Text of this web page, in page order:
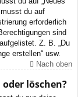
du auf
erforderlich
sind
Z. B. „Du
erstellen“ usw.
Nach oben
löschen?